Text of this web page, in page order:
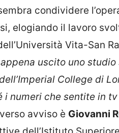
condividere
elogiando il lavoro
Vita-San
appena uscito uno
College di
i numeri che sentite in
avviso è Giovanni